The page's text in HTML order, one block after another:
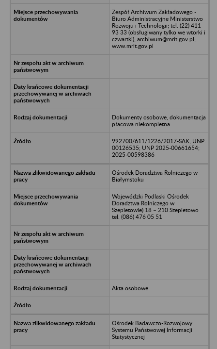
Zespół Archiwum Zakładowego -
Biuro Administracyjne Ministerstwo
Rozwoju i Technologii; tel. (22) 411
93 33 (obsługiwany tylko we wtorki i
czwartki); archiwum@mrit.gov.pl;
www.mrit.gov.pl
Dokumenty osobowe, dokumentacja
płacowa niekompletna
992700/611/1226/2017-SAK; UNP:
00126535; UNP 2025-00661654;
2025-00598386
Ośrodek Doradztwa Rolniczego w
Białymstoku
Wojewódzki Podlaski Ośrodek
Doradztwa Rolniczego w
Szepietowie) 18 – 210 Szepietowo
tel. (086) 476 05 51
Akta osobowe
Ośrodek Badawczo-Rozwojowy
Systemu Państwowej Informacji
Statystycznej